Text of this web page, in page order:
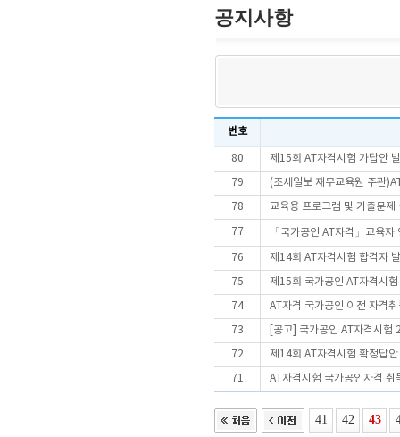
공지사항
번호
80 제15회 AT자격시험 가답안
79 (조세일보 재무교육원 주관
78 교육용 프로그램 및 기출문제
77 「국가공인 AT자격」교육자
76 제14회 AT자격시험 합격자
75 제15회 국가공인 AT자격시
74 AT자격 국가공인 이전 자격
73 [공고] 국가공인 AT자격시
72 제14회 AT자격시험 확정답
71 AT자격시험 국가공인자격 취
41 42 43